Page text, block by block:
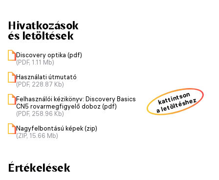
Hivatkozások
és letöltések
Discovery optika (pdf)
(PDF, 1.11 Mb)
Használati útmutató
(PDF, 228.87 Kb)
Felhasználói kézikönyv: Discovery Basics
CN5 rovarmegfigyelő doboz (pdf)
(PDF, 258.96 Kb)
Nagyfelbontású képek (zip)
(ZIP, 15.66 Mb)
kattintson
a letöltéshez
Értékelések